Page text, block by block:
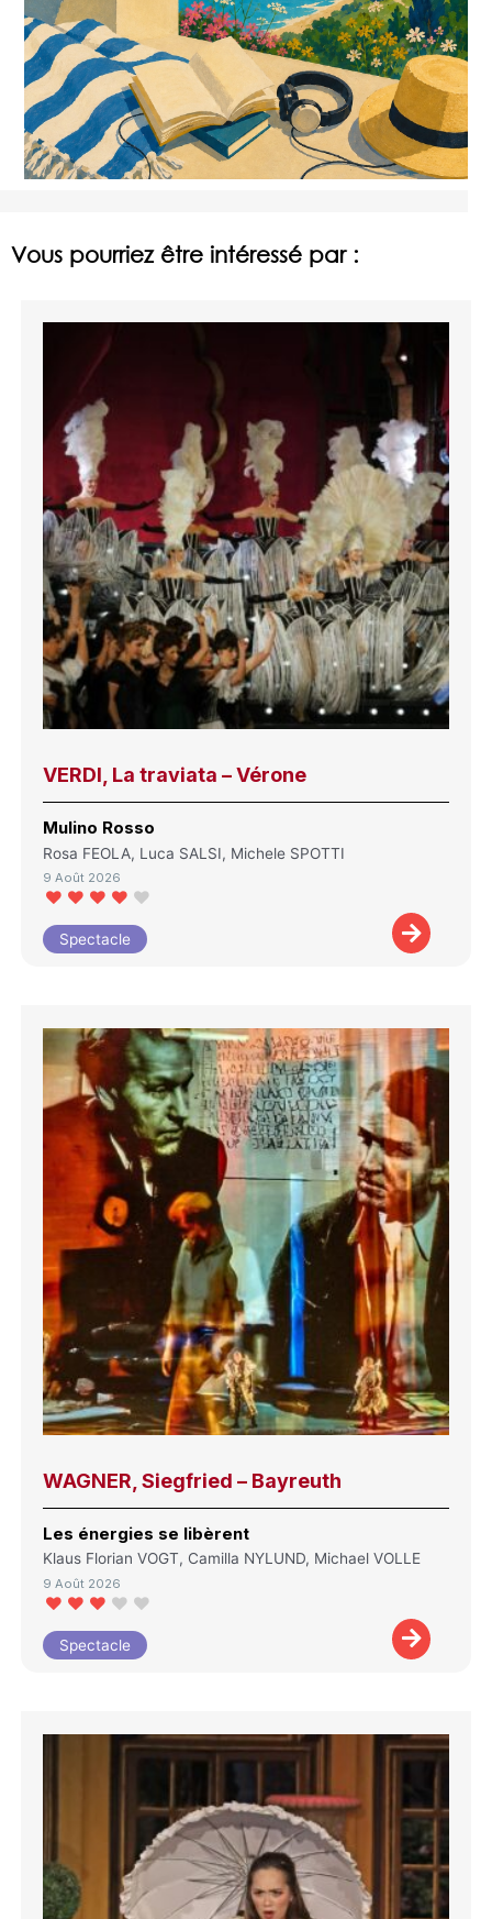
Vous pourriez être intéressé par :
VERDI, La traviata – Vérone
Mulino Rosso
Rosa FEOLA, Luca SALSI, Michele SPOTTI
9 Août 2026
Spectacle
WAGNER, Siegfried – Bayreuth
Les énergies se libèrent
Klaus Florian VOGT, Camilla NYLUND, Michael VOLLE
9 Août 2026
Spectacle